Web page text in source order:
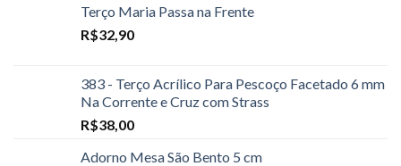
Terço Maria Passa na Frente
R$32,90
383 - Terço Acrílico Para Pescoço Facetado 6 mm
Na Corrente e Cruz com Strass
R$38,00
Adorno Mesa São Bento 5 cm